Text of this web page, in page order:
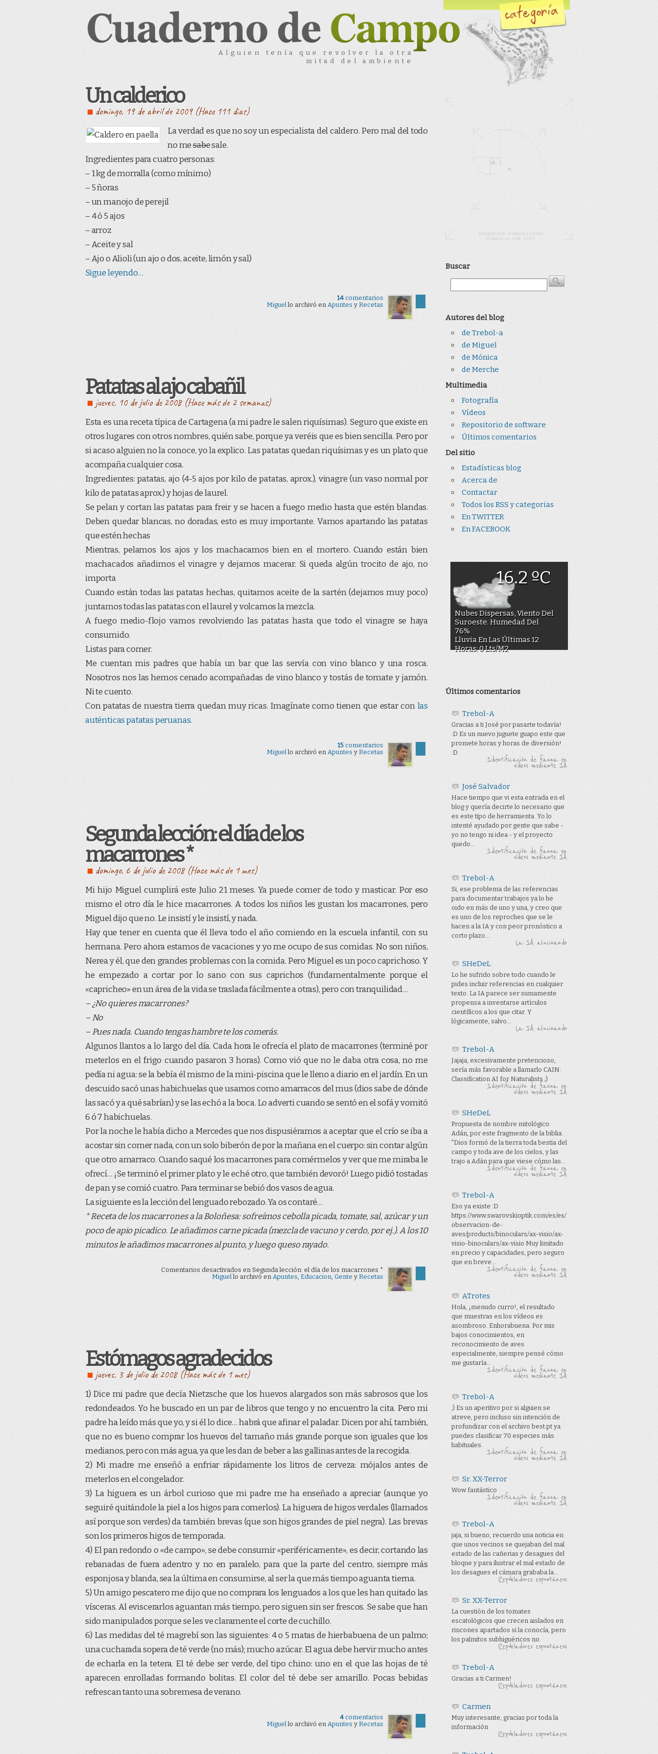
Alguien tenía que revolver la otra
mitad del ambiente
Un calderico
domingo, 19 de abril de 2009 (Hace 111 dias)
La verdad es que no soy un especialista del caldero. Pero mal del todo
no mesabesale.
Ingredientes para cuatro personas:
– 1 kg de morralla (como mínimo)
– 5 ñoras
– un manojo de perejil
– 4 ó 5 ajos
– arroz
– Aceite y sal
– Ajo o Alioli (un ajo o dos, aceite, limón y sal)
Sigue leyendo…
14 comentarios
Miguel lo archivó en Apuntes y Recetas
Patatas al ajo cabañil
jueves, 10 de julio de 2008 (Hace más de 2 semanas)
Esta es una receta típica de Cartagena (a mi padre le salen riquísimas). Seguro que existe en
otros lugares con otros nombres, quién sabe, porque ya veréis que es bien sencilla. Pero por
si acaso alguien no la conoce, yo la explico. Las patatas quedan riquísimas y es un plato que
acompaña cualquier cosa.
Ingredientes: patatas, ajo (4-5 ajos por kilo de patatas, aprox.), vinagre (un vaso normal por
kilo de patatas aprox.) y hojas de laurel.
Se pelan y cortan las patatas para freir y se hacen a fuego medio hasta que estén blandas.
Deben quedar blancas, no doradas, esto es muy importante. Vamos apartando las patatas
que estén hechas
Mientras, pelamos los ajos y los machacamos bien en el mortero. Cuando están bien
machacados añadimos el vinagre y dejamos macerar. Si queda algún trocito de ajo, no
importa
Cuando están todas las patatas hechas, quitamos aceite de la sartén (dejamos muy poco)
juntamos todas las patatas con el laurel y volcamos la mezcla.
A fuego medio-flojo vamos revolviendo las patatas hasta que todo el vinagre se haya
consumido.
Listas para comer.
Me cuentan mis padres que había un bar que las servía con vino blanco y una rosca.
Nosotros nos las hemos cenado acompañadas de vino blanco y tostás de tomate y jamón.
Ni te cuento.
Con patatas de nuestra tierra quedan muy ricas. Imagínate como tienen que estar con las
auténticas patatas peruanas.
15 comentarios
Miguel lo archivó en Apuntes y Recetas
Segunda lección: el día de los
macarrones *
domingo, 6 de julio de 2008 (Hace más de 1 mes)
Mi hijo Miguel cumplirá este Julio 21 meses. Ya puede comer de todo y masticar. Por eso
mismo el otro día le hice macarrones. A todos los niños les gustan los macarrones, pero
Miguel dijo que no. Le insistí y le insistí, y nada.
Hay que tener en cuenta que él lleva todo el año comiendo en la escuela infantil, con su
hermana. Pero ahora estamos de vacaciones y yo me ocupo de sus comidas. No son niños,
Nerea y él, que den grandes problemas con la comida. Pero Miguel es un poco caprichoso. Y
he empezado a cortar por lo sano con sus caprichos (fundamentalmente porque el
«capricheo» en un área de la vida se traslada fácilmente a otras), pero con tranquilidad…
– ¿No quieres macarrones?
– No
– Pues nada. Cuando tengas hambre te los comerás.
Algunos llantos a lo largo del día. Cada hora le ofrecía el plato de macarrones (terminé por
meterlos en el frigo cuando pasaron 3 horas). Como vió que no le daba otra cosa, no me
pedía ni agua: se la bebía él mismo de la mini-piscina que le lleno a diario en el jardín. En un
descuido sacó unas habichuelas que usamos como amarracos del mus (dios sabe de dónde
las sacó y a qué sabrían) y se las echó a la boca. Lo adverti cuando se sentó en el sofá y vomitó
6 ó 7 habichuelas.
Por la noche le había dicho a Mercedes que nos dispusiéramos a aceptar que el crío se iba a
acostar sin comer nada, con un solo biberón de por la mañana en el cuerpo: sin contar algún
que otro amarraco. Cuando saqué los macarrones para comérmelos y ver que me miraba le
ofrecí… ¡Se terminó el primer plato y le eché otro, que también devoró! Luego pidió tostadas
de pan y se comió cuatro. Para terminar se bebió dos vasos de agua.
La siguiente es la lección del lenguado rebozado. Ya os contaré…
* Receta de los macarrones a la Boloñesa: sofreímos cebolla picada, tomate, sal, azúcar y un
poco de apio picadico. Le añadimos carne picada (mezcla de vacuno y cerdo, por ej.). A los 10
minutos le añadimos macarrones al punto, y luego queso rayado.
Comentarios desactivados en Segunda lección: el día de los macarrones *
Miguel lo archivó en Apuntes, Educacion, Gente y Recetas
Estómagos agradecidos
jueves, 3 de julio de 2008 (Hace más de 1 mes)
1) Dice mi padre que decía Nietzsche que los huevos alargados son más sabrosos que los
redondeados. Yo he buscado en un par de libros que tengo y no encuentro la cita. Pero mi
padre ha leído más que yo, y si él lo dice… habrá que afinar el paladar. Dicen por ahí, también,
que no es bueno comprar los huevos del tamaño más grande porque son iguales que los
medianos, pero con más agua, ya que les dan de beber a las gallinas antes de la recogida.
2) Mi madre me enseñó a enfriar rápidamente los litros de cerveza: mójalos antes de
meterlos en el congelador.
3) La higuera es un árbol curioso que mi padre me ha enseñado a apreciar (aunque yo
seguiré quitándole la piel a los higos para comerlos). La higuera de higos verdales (llamados
así porque son verdes) da también brevas (que son higos grandes de piel negra). Las brevas
son los primeros higos de temporada.
4) El pan redondo o «de campo», se debe consumir «periféricamente», es decir, cortando las
rebanadas de fuera adentro y no en paralelo, para que la parte del centro, siempre más
esponjosa y blanda, sea la última en consumirse, al ser la que más tiempo aguanta tierna.
5) Un amigo pescatero me dijo que no comprara los lenguados a los que les han quitado las
vísceras. Al eviscerarlos aguantan más tiempo, pero siguen sin ser frescos. Se sabe que han
sido manipulados porque se les ve claramente el corte de cuchillo.
6) Las medidas del té magrebí son las siguientes: 4 o 5 matas de hierbabuena de un palmo;
una cucharada sopera de té verde (no más); mucho azúcar. El agua debe hervir mucho antes
de echarla en la tetera. El té debe ser verde, del tipo chino: uno en el que las hojas de té
aparecen enrolladas formando bolitas. El color del té debe ser amarillo. Pocas bebidas
refrescan tanto una sobremesa de verano.
4 comentarios
Miguel lo archivó en Apuntes y Recetas
Buscar
Autores del blog
de Trebol-a
de Miguel
de Mónica
de Merche
Multimedia
Fotografía
Vídeos
Repositorio de software
Últimos comentarios
Del sitio
Estadísticas blog
Acerca de
Contactar
Todos los RSS y categorias
En TWITTER
En FACEBOOK
16.2 ºC
Nubes Dispersas, Viento Del
Suroeste. Humedad Del
76%
Lluvia En Las Últimas 12
Horas: 0 Lts/m2
Últimos comentarios
Trebol-A
Gracias a ti José por pasarte todavía!
:D Es un nuevo juguete guapo este que
promete horas y horas de diversión!
:D
Identificación de fauna en
vídeos mediante IA
José Salvador
Hace tiempo que vi esta entrada en el
blog y quería decirte lo necesario que
es este tipo de herramienta. Yo lo
intenté ayudado por gente que sabe -
yo no tengo ni idea - y el proyecto
quedo...
Identificación de fauna en
vídeos mediante IA
Trebol-A
Si, ese problema de las referencias
para documentar trabajos ya lo he
oido en más de uno y una, y creo que
es uno de los reproches que se le
hacen a la IA y con peor pronóstico a
corto plazo....
La IA alucinando
SHeDeL
Lo he sufrido sobre todo cuando le
pides incluir referencias en cualquier
texto. La IA parece ser sumamente
propensa a inventarse artículos
científicos a los que citar. Y
lógicamente, salvo...
La IA alucinando
Trebol-A
Jajaja, excesivamente pretencioso,
sería más favorable a llamarlo CAIN:
Classification AI for Naturalists ;)
Identificación de fauna en
vídeos mediante IA
SHeDeL
Propuesta de nombre mitológico:
Adán, por este fragmento de la biblia:
"Dios formó de la tierra toda bestia del
campo y toda ave de los cielos, y las
trajo a Adán para que viese cómo las...
Identificación de fauna en
vídeos mediante IA
Trebol-A
Eso ya existe :D
https://www.swarovskioptik.com/es/es/
observacion-de-
aves/products/binoculars/ax-visio/ax-
visio-binoculars/ax-visio Muy limitado
en precio y capacidades, pero seguro
que en breve...
Identificación de fauna en
vídeos mediante IA
ATrotes
Hola, ¡menudo curro!, el resultado
que muestras en los vídeos es
asombroso. Enhorabuena. Por mis
bajos conocimientos, en
reconocimiento de aves
especialmente, siempre pensé cómo
me gustaría...
Identificación de fauna en
vídeos mediante IA
Trebol-A
;) Es un aperitivo por si alguien se
atreve, pero incluso sin intención de
profundizar con el archivo best.pt ya
puedes clasificar 70 especies más
habituales.
Identificación de fauna en
vídeos mediante IA
Sr. XX-Terror
Wow fantástico
Identificación de fauna en
vídeos mediante IA
Trebol-A
jaja, si bueno, recuerdo una noticia en
que unos vecinos se quejaban del mal
estado de las cañerias y desagues del
bloque y para ilustrar el mal estado de
los desagues el cámara grababa la...
Repobladores espontáneos
Sr. XX-Terror
La cuestión de los tomates
escatológicos que crecen aislados en
rincones apartados si la conocía, pero
los palmitos subhiguéricos no.
Repobladores espontáneos
Trebol-A
Gracias a ti Carmen!
Repobladores espontáneos
Carmen
Muy interesante, gracias por toda la
información
Repobladores espontáneos